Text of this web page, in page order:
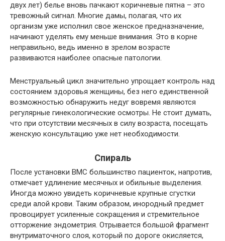
двух лет) белье вновь пачкают коричневые пятна – это
тревожный сигнал. Многие дамы, полагая, что их
организм уже исполнил свое женское предназначение,
начинают уделять ему меньше внимания. Это в корне
неправильно, ведь именно в зрелом возрасте
развиваются наиболее опасные патологии.
Менструальный цикл значительно упрощает контроль над
состоянием здоровья женщины, без него единственной
возможностью обнаружить недуг вовремя являются
регулярные гинекологические осмотры. Не стоит думать,
что при отсутствии месячных в силу возраста, посещать
женскую консультацию уже нет необходимости.
Спираль
После установки ВМС большинство пациенток, напротив,
отмечает удлинение месячных и обильные выделения.
Иногда можно увидеть коричневые крупные сгустки
среди алой крови. Таким образом, инородный предмет
провоцирует усиленные сокращения и стремительное
отторжение эндометрия. Отрывается большой фрагмент
внутриматочного слоя, который по дороге окисляется,